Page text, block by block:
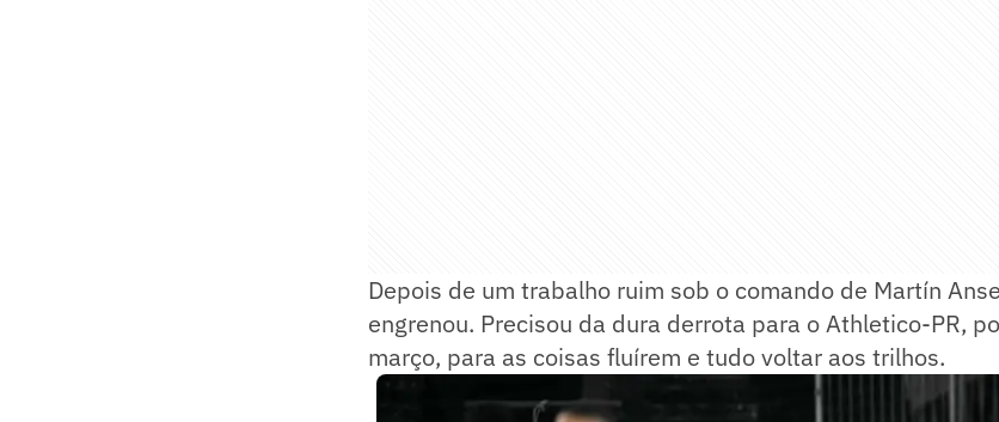
Depois de um trabalho ruim sob o comando de Martín
engrenou. Precisou da dura derrota para o Athletico-PR,
março, para as coisas fluírem e tudo voltar aos trilhos.